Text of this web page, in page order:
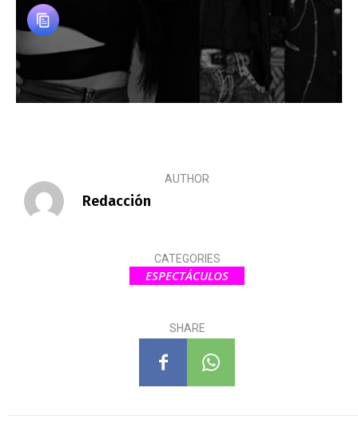
AUTHOR
Redacción
CATEGORIES
ESPECTÁCULOS
SHARE